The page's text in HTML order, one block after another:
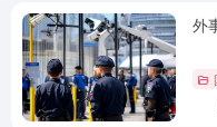
外